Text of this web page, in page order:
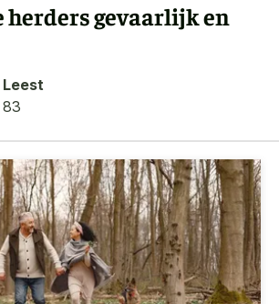
herders gevaarlijk en
Leest
83